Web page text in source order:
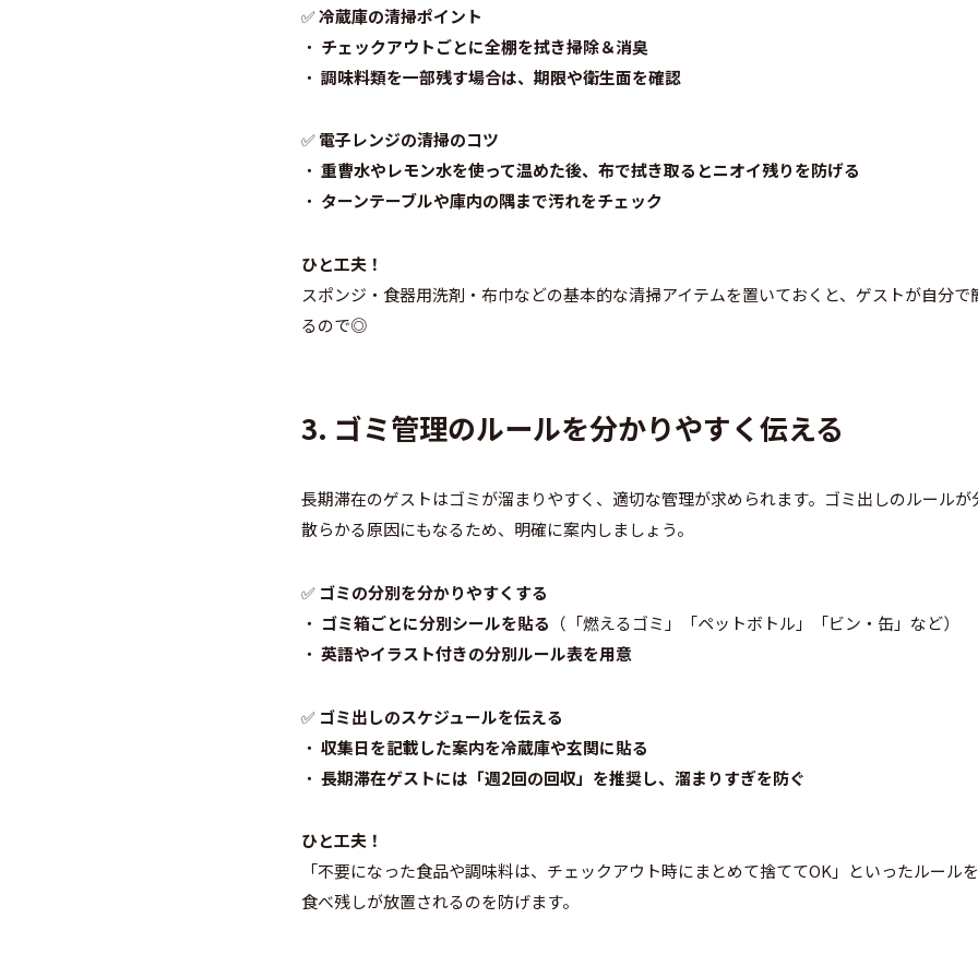
✅冷蔵庫の清掃ポイント
・ チェックアウトごとに全棚を拭き掃除＆消臭
・調味料類を一部残す場合は、期限や衛生面を確認
✅電子レンジの清掃のコツ
・重曹水やレモン水を使って温めた後、布で拭き取るとニオイ残りを防げる
・ ターンテーブルや庫内の隅まで汚れをチェック
ひと工夫！
スポンジ・食器用洗剤・布巾などの基本的な清掃アイテムを置いておくと、ゲストが自分
るので◎
3. ゴミ管理のルールを分かりやすく伝える
長期滞在のゲストはゴミが溜まりやすく、適切な管理が求められます。ゴミ出しのルール
散らかる原因にもなるため、明確に案内しましょう。
✅ ゴミの分別を分かりやすくする
・ ゴミ箱ごとに分別シールを貼る （「燃えるゴミ」「ペットボトル」「ビン・缶」など）
・英語やイラスト付きの分別ルール表を用意
✅ ゴミ出しのスケジュールを伝える
・収集日を記載した案内を冷蔵庫や玄関に貼る
・長期滞在ゲストには「週2回の回収」を推奨し、溜まりすぎを防ぐ
ひと工夫！
「不要になった食品や調味料は、チェックアウト時にまとめて捨ててOK」といったルール
食べ残しが放置されるのを防げます。